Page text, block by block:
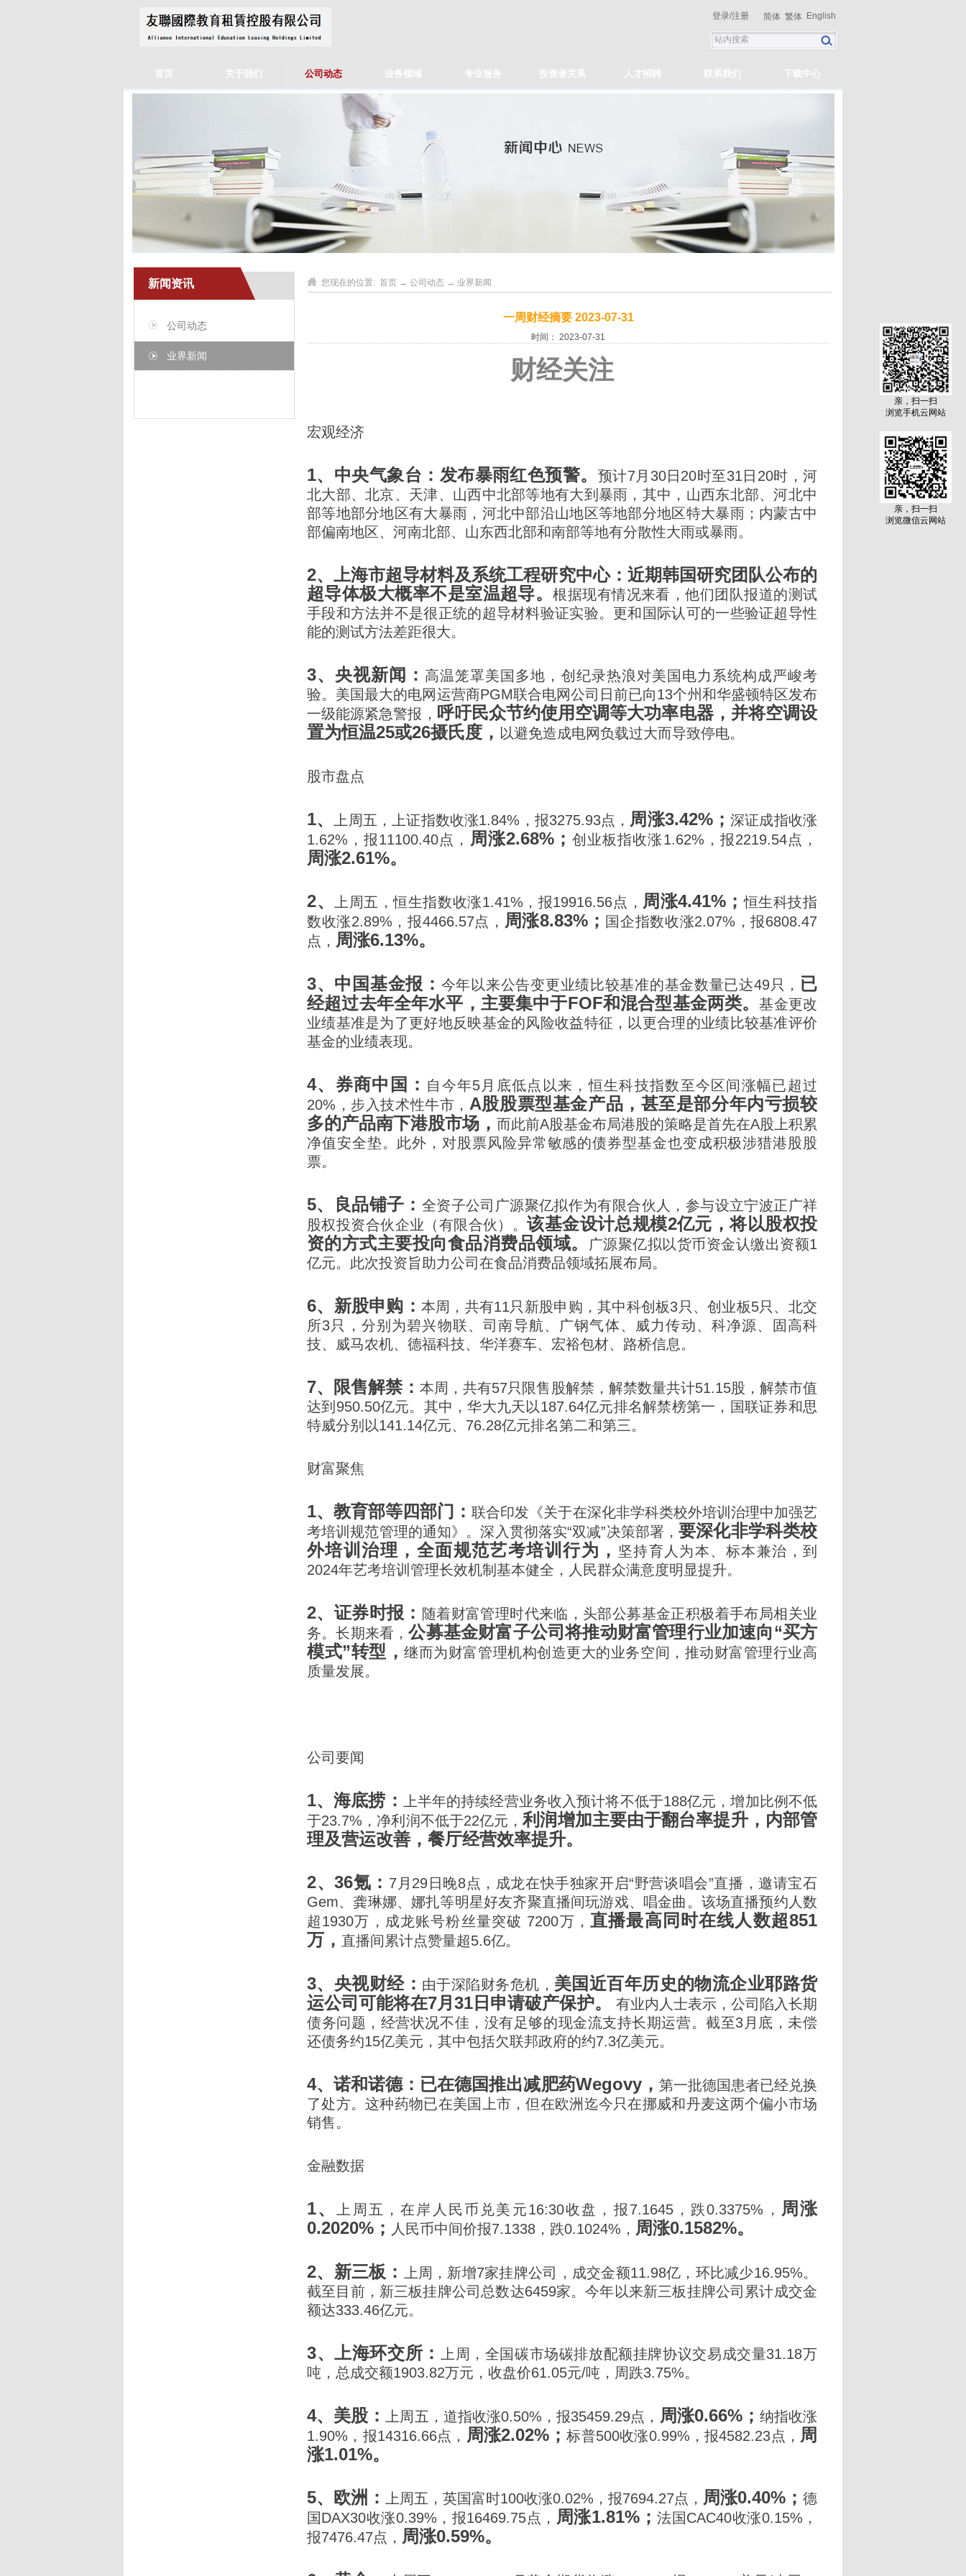
登录/注册 简体 繁体 English
首页 关于我们 公司动态 业务领域 专业服务 投资者关系 人才招聘 联系我们 下载中心
新闻资讯
公司动态
业界新闻
您现在的位置: 首页 → 公司动态 → 业界新闻
一周财经摘要 2023-07-31
时间： 2023-07-31
财经关注
宏观经济
1、中央气象台： 发布暴雨红色预警。
预计7月30日20时至31日20时，河
北大部、北京、天津、山西中北部等地有大到暴雨，其中，山西东北部、河北中
部等地部分地区有大暴雨，河北中部沿山地区等地部分地区特大暴雨；内蒙古中
部偏南地区、河南北部、山东西北部和南部等地有分散性大雨或暴雨。
2、上海市超导材料及系统工程研究中心： 近期韩国研究团队公布的
超导体极大概率不是室温超导。根据现有情况来看，他们团队报道的测试
手段和方法并不是很正统的超导材料验证实验。更和国际认可的一些验证超导性
能的测试方法差距很大。
3、央视新闻： 高温笼罩美国多地，创纪录热浪对美国电力系统构成严峻考
验。美国最大的电网运营商PGM联合电网公司日前已向13个州和华盛顿特区发布
一级能源紧急警报， 呼吁民众节约使用空调等大功率电器，并将空调设
置为恒温25或26摄氏度， 以避免造成电网负载过大而导致停电。
股市盘点
1、 上周五，上证指数收涨1.84%，报3275.93点， 周涨3.42%； 深证成指收涨
1.62%，报11100.40点， 周涨2.68%； 创业板指收涨1.62%，报2219.54点，
周涨2.61%。
2、 上周五，恒生指数收涨1.41%，报19916.56点， 周涨4.41%；恒生科技指
数收涨2.89%，报4466.57点， 周涨8.83%； 国企指数收涨2.07%，报6808.47
点， 周涨6.13%。
3、中国基金报： 今年以来公告变更业绩比较基准的基金数量已达49只， 已
经超过去年全年水平，主要集中于FOF和混合型基金两类。基金更改
业绩基准是为了更好地反映基金的风险收益特征，以更合理的业绩比较基准评价
基金的业绩表现。
4、券商中国： 自今年5月底低点以来，恒生科技指数至今区间涨幅已超过
20%，步入技术性牛市， A股股票型基金产品，甚至是部分年内亏损较
多的产品南下港股市场， 而此前A股基金布局港股的策略是首先在A股上积累
净值安全垫。此外，对股票风险异常敏感的债券型基金也变成积极涉猎港股股
票。
5、良品铺子： 全资子公司广源聚亿拟作为有限合伙人，参与设立宁波正广祥
股权投资合伙企业（有限合伙）。该基金设计总规模2亿元，将以股权投
资的方式主要投向食品消费品领域。
广源聚亿拟以货币资金认缴出资额1
亿元。此次投资旨助力公司在食品消费品领域拓展布局。
6、新股申购： 本周，共有11只新股申购，其中科创板3只、创业板5只、北交
所3只，分别为碧兴物联、司南导航、广钢气体、威力传动、科净源、固高科
技、威马农机、德福科技、华洋赛车、宏裕包材、路桥信息。
7、限售解禁：本周，共有57只限售股解禁，解禁数量共计51.15股，解禁市值
达到950.50亿元。其中，华大九天以187.64亿元排名解禁榜第一，国联证券和思
特威分别以141.14亿元、76.28亿元排名第二和第三。
财富聚焦
1、教育部等四部门：联合印发《关于在深化非学科类校外培训治理中加强艺
考培训规范管理的通知》。深入贯彻落实“双减”决策部署，要深化非学科类校
外培训治理，全面规范艺考培训行为， 坚持育人为本、标本兼治，到
2024年艺考培训管理长效机制基本健全，人民群众满意度明显提升。
2、证券时报： 随着财富管理时代来临，头部公募基金正积极着手布局相关业
务。长期来看，公募基金财富子公司将推动财富管理行业加速向“买方
模式”转型，继而为财富管理机构创造更大的业务空间，推动财富管理行业高
质量发展。
公司要闻
1、海底捞：
上半年的持续经营业务收入预计将不低于188亿元，增加比例不低
于23.7%，净利润不低于22亿元，利润增加主要由于翻台率提升，内部管
理及营运改善，餐厅经营效率提升。
2、36氪： 7月29日晚8点，成龙在快手独家开启“野营谈唱会”直播，邀请宝石
Gem、龚琳娜、娜扎等明星好友齐聚直播间玩游戏、唱金曲。该场直播预约人数
超1930万，成龙账号粉丝量突破 7200万， 直播最高同时在线人数超851
万， 直播间累计点赞量超5.6亿。
3、央视财经： 由于深陷财务危机， 美国近百年历史的物流企业耶路货
运公司可能将在7月31日申请破产保护。
有业内人士表示，公司陷入长期
债务问题，经营状况不佳，没有足够的现金流支持长期运营。截至3月底，未偿
还债务约15亿美元，其中包括欠联邦政府的约7.3亿美元。
4、诺和诺德： 已在德国推出减肥药Wegovy， 第一批德国患者已经兑换
了处方。这种药物已在美国上市，但在欧洲迄今只在挪威和丹麦这两个偏小市场
销售。
金融数据
1、 上周五，在岸人民币兑美元16:30收盘，报7.1645，跌0.3375%， 周涨
0.2020%； 人民币中间价报7.1338，跌0.1024%， 周涨0.1582%。
2、新三板：
上周，新增7家挂牌公司，成交金额11.98亿，环比减少16.95%。
截至目前，新三板挂牌公司总数达6459家。今年以来新三板挂牌公司累计成交金
额达333.46亿元。
3、上海环交所：
上周，全国碳市场碳排放配额挂牌协议交易成交量31.18万
吨，总成交额1903.82万元，收盘价61.05元/吨，周跌3.75%。
4、美股： 上周五，道指收涨0.50%，报35459.29点， 周涨0.66%； 纳指收涨
1.90%，报14316.66点， 周涨2.02%； 标普500收涨0.99%，报4582.23点， 周
涨1.01%。
5、欧洲： 上周五，英国富时100收涨0.02%，报7694.27点， 周涨0.40%； 德
国DAX30收涨0.39%，报16469.75点， 周涨1.81%； 法国CAC40收涨0.15%，
报7476.47点， 周涨0.59%。
亲，扫一扫
浏览手机云网站
亲，扫一扫
浏览微信云网站